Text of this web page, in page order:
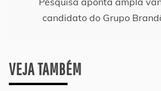
candidato do Grupo
VEJA TAMBÉM